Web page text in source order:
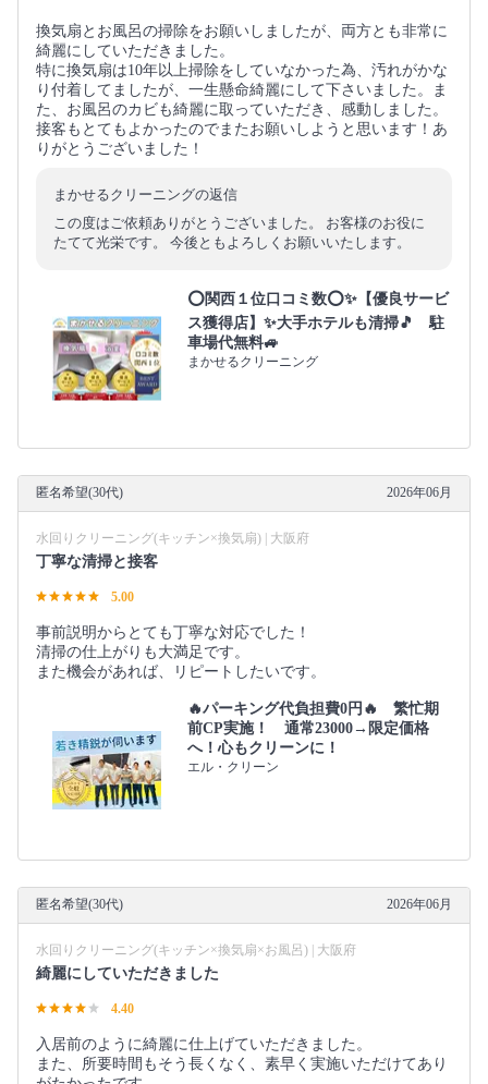
換気扇とお風呂の掃除をお願いしましたが、両方とも非常に
綺麗にしていただきました。
特に換気扇は10年以上掃除をしていなかった為、汚れがかな
り付着してましたが、一生懸命綺麗にして下さいました。ま
た、お風呂のカビも綺麗に取っていただき、感動しました。
接客もとてもよかったのでまたお願いしようと思います！あ
りがとうございました！
まかせるクリーニングの返信
この度はご依頼ありがとうございました。 お客様のお役に
たてて光栄です。 今後ともよろしくお願いいたします。
⭕関西１位口コミ数⭕✨【優良サービ
ス獲得店】✨大手ホテルも清掃🎵 駐
車場代無料🚙
まかせるクリーニング
匿名希望(30代) 2026年06月
水回りクリーニング(キッチン×換気扇) | 大阪府
丁寧な清掃と接客
5.00
事前説明からとても丁寧な対応でした！
清掃の仕上がりも大満足です。
また機会があれば、リピートしたいです。
🔥パーキング代負担費0円🔥 繁忙期
前CP実施！ 通常23000→限定価格
へ！心もクリーンに！
エル・クリーン
匿名希望(30代) 2026年06月
水回りクリーニング(キッチン×換気扇×お風呂) | 大阪府
綺麗にしていただきました
4.40
入居前のように綺麗に仕上げていただきました。
また、所要時間もそう長くなく、素早く実施いただけてあり